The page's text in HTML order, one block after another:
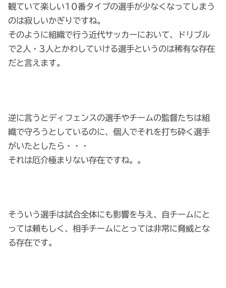
観ていて楽しい10番タイプの選手が少なくなってしまう
のは寂しいかぎりですね。
そのように組織で行う近代サッカーにおいて、ドリブル
で2人・3人とかわしていける選手というのは稀有な存在
だと言えます。
逆に言うとディフェンスの選手やチームの監督たちは組
織で守ろうとしているのに、個人でそれを打ち砕く選手
がいたとしたら・・・
それは厄介極まりない存在ですね。。
そういう選手は試合全体にも影響を与え、自チームにと
っては頼もしく、相手チームにとっては非常に脅威とな
る存在です。